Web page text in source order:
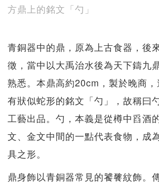
方鼎上的銘文「勺」
青銅器中的鼎，原為上古食器，後
徵，當中以大禹治水後為天下鑄九
熟悉。本鼎高約20cm，製於晚商
有狀似蛇形的銘文「勺」，故稱曰
工藝出品。勺，本義是從樽中舀酒
文、金文中間的一點代表食物，成
具之形。
鼎身飾以青銅器常見的饕餮紋飾。